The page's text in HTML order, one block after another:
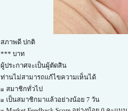
สภาพดี ปกติ
*** บาท
ผู้ประกาศจะเป็นผู้ตัดสิน
ท่านไม่สามารถแก้ไขความเห็นได้
สมาชิกทั่วไป
เป็นสมาชิกมาแล้วอย่างน้อย 7 วัน